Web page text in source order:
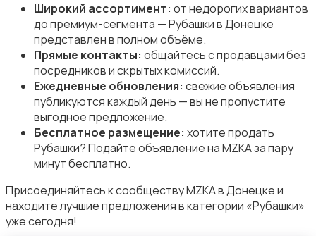
Свитеры и толстовки
Спецодежда
Спортивная одежда
Широкий ассортимент: от недорогих вариантов
до премиум-сегмента — Рубашки в Донецке
представлен в полном объёме.
Прямые контакты: общайтесь с продавцами без
посредников и скрытых комиссий.
Ежедневные обновления: свежие объявления
публикуются каждый день — вы не пропустите
выгодное предложение.
Бесплатное размещение: хотите продать
Рубашки? Подайте объявление на MZKA за пару
минут бесплатно.
Присоединяйтесь к сообществу MZKA в Донецке и
находите лучшие предложения в категории «Рубашки»
уже сегодня!